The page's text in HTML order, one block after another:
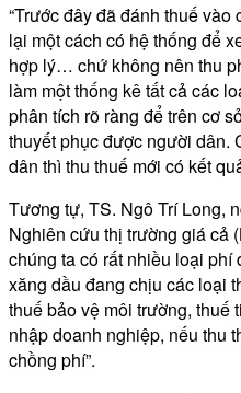
“Trước đây đã đánh thuế
lại một cách có hệ thống để
hợp lý… chứ không nên thu
làm một thống kê tất cả các
phân tích rõ ràng để trên cơ
thuyết phục được người dân.
dân thì thu thuế mới có kết
Tương tự, TS. Ngô Trí Long,
Nghiên cứu thị trường giá cả
chúng ta có rất nhiều loại phí
xăng dầu đang chịu các loại
thuế bảo vệ môi trường, thuế
nhập doanh nghiệp, nếu thu
chồng phí”.